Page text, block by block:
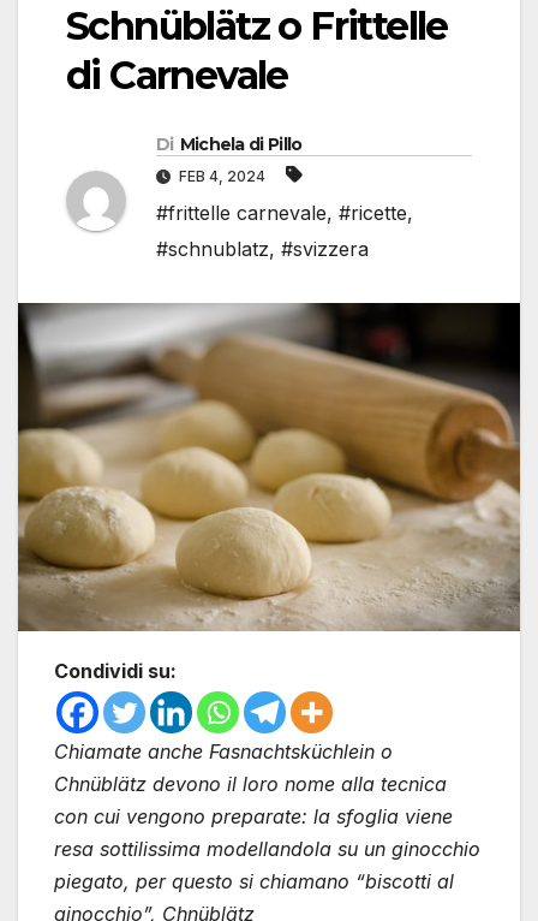
Schnüblätz o Frittelle
di Carnevale
Di Michela di Pillo
FEB 4, 2024
#frittelle carnevale, #ricette,
#schnublatz, #svizzera
Condividi su:
Chiamate anche Fasnachtsküchlein o
Chnüblätz devono il loro nome alla tecnica
con cui vengono preparate: la sfoglia viene
resa sottilissima modellandola su un ginocchio
piegato, per questo si chiamano “biscotti al
ginocchio”, Chnüblätz